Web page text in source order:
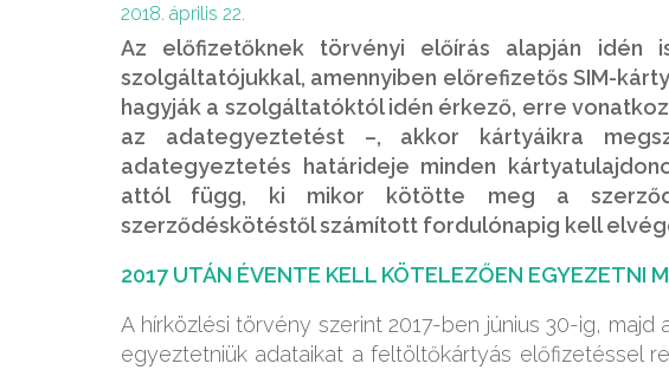
2018. április 22.
Az előfizetőknek törvényi előírás alapján idén
szolgáltatójukkal, amennyiben előrefizetős SIM-
hagyják a szolgáltatóktól idén érkező, erre
az adategyeztetést –, akkor kártyáikra
adategyeztetés határideje minden
attól függ, ki mikor kötötte meg a
szerződéskötéstől számított fordulónapig kell
2017 UTÁN ÉVENTE KELL KÖTELEZŐEN EGYEZETNI
A hírközlési törvény szerint 2017-ben június 30-ig, majd
egyeztetniük adataikat a feltöltőkártyás előfizetéssel